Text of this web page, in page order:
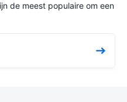
de meest populaire om een